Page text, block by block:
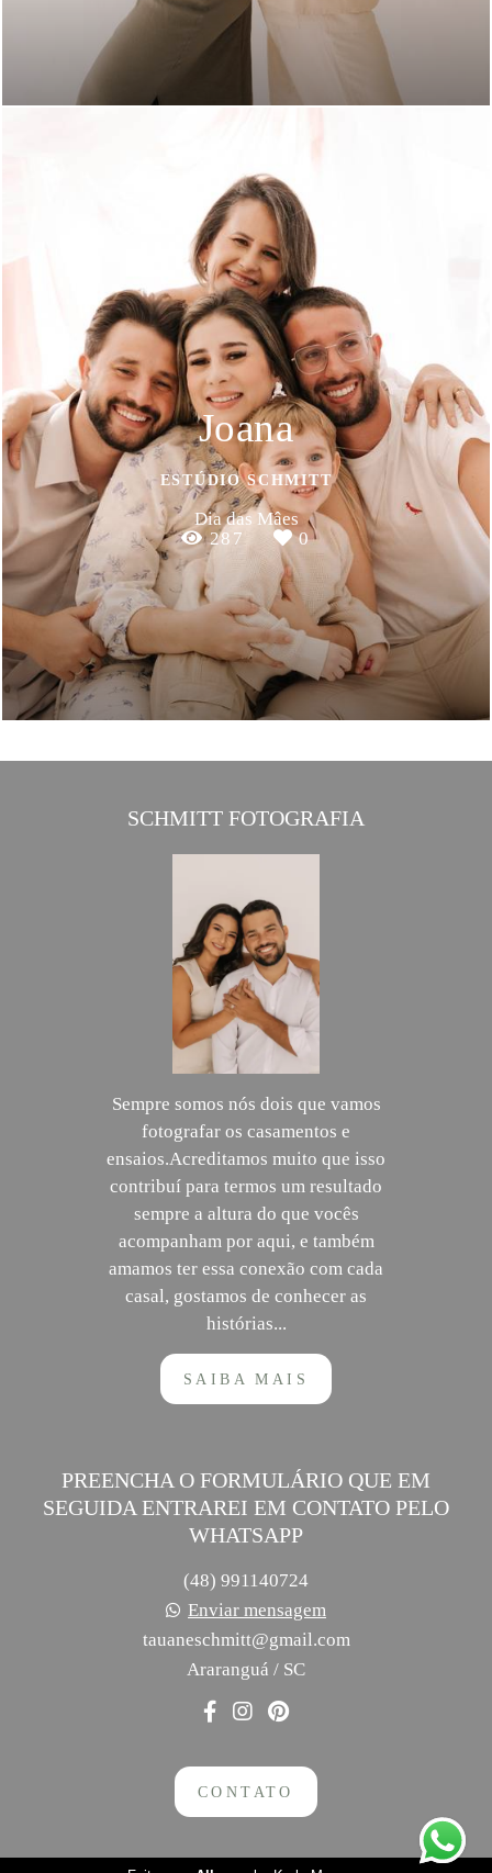
Joana
ESTÚDIO SCHMITT
Dia das Mâes
287
0
SCHMITT FOTOGRAFIA
Sempre somos nós dois que vamos
fotografar os casamentos e
ensaios.Acreditamos muito que isso
contribuí para termos um resultado
sempre a altura do que vocês
acompanham por aqui, e também
amamos ter essa conexão com cada
casal, gostamos de conhecer as
histórias...
SAIBA MAIS
PREENCHA O FORMULÁRIO QUE EM
SEGUIDA ENTRAREI EM CONTATO PELO
WHATSAPP
(48) 991140724
Enviar mensagem
tauaneschmitt@gmail.com
Araranguá / SC
CONTATO